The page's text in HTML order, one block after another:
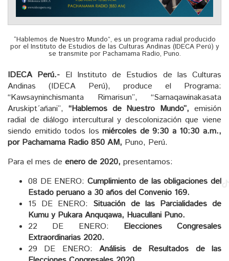
“Hablemos de Nuestro Mundo”, es un programa radial producido
por el Instituto de Estudios de las Culturas Andinas (IDECA Perú) y
se transmite por Pachamama Radio, Puno.
IDECA Perú.- El Instituto de Estudios de las Culturas
Andinas (IDECA Perú), produce el Programa:
“Kawsayninchismanta Rimarisun”, “Sarnaqawinakasata
Aruskipt´añani”, “Hablemos de Nuestro Mundo”, emisión
radial de diálogo intercultural y descolonización que viene
siendo emitido todos losmiércoles de 9:30 a 10:30 a.m.,
por Pachamama Radio 850 AM, Puno, Perú.
Para el mes de enero de 2020, presentamos:
08 DE ENERO:Cumplimiento de las obligaciones del
Estado peruano a 30 años del Convenio 169.
15 DE ENERO: Situación de las Parcialidades de
Kumu y Pukara Anquqawa, Huacullani Puno.
22 DE ENERO: Elecciones Congresales
Extraordinarias 2020.
29 DE ENERO: Análisis de Resultados de las